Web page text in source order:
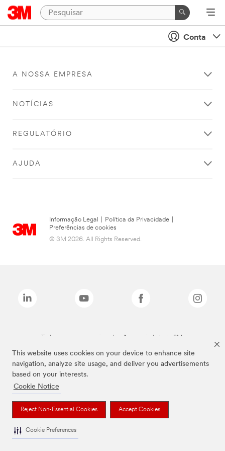
This website uses cookies on your device to enhance site
navigation, analyze site usage, and deliver you advertisements
based on your interests.
Cookie Notice
Reject Non-Essential Cookies Accept Cookies
Cookie Preferences
Conta
A NOSSA EMPRESA
NOTÍCIAS
REGULATÓRIO
AJUDA
Informação Legal Política da Privacidade
Preferências de cookies
© 3M 2026. All Rights Reserved.
Todas as marcas mencionadas são propriedade da 3M.